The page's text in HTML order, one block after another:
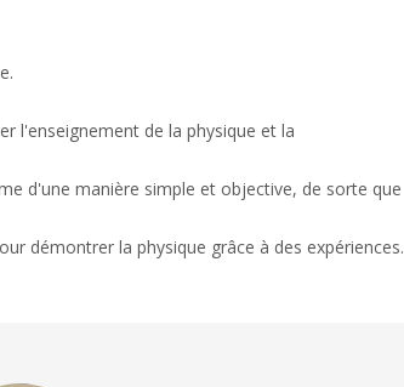
l'enseignement de la physique et la
d'une manière simple et objective, de sorte que
démontrer la physique grâce à des expériences.